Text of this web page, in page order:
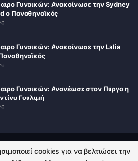
Γυναικών: Ανακοίνωσε την Sydney
ο Παναθηναϊκός
Γυναικών: Ανακοίνωσε την Lalia
Γυναικών: Ανανέωσε στον Πύργο η
Γουλιμή
ΕΠΙΚΟΙΝΩΝΙΑ
cookies για να βελτιώσει την